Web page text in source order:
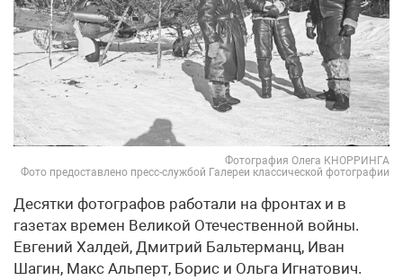
Фотография Олега КНОРРИНГА
Фото предоставлено пресс-службой Галереи классической фотографии
Десятки фотографов работали на фронтах и в
газетах времен Великой Отечественной войны.
Евгений Халдей, Дмитрий Бальтерманц, Иван
Шагин, Макс Альперт, Борис и Ольга Игнатович.